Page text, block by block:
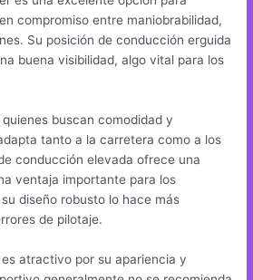
compromiso entre maniobrabilidad,
Su posición de conducción erguida
buena visibilidad, algo vital para los
buscan comodidad y
tanto a la carretera como a los
conducción elevada ofrece una
ventaja importante para los
diseño robusto lo hace más
de pilotaje.
es atractivo por su apariencia y